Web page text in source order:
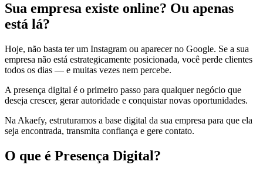
Sua empresa existe online? Ou apenas
está lá?
Hoje, não basta ter um Instagram ou aparecer no Google. Se a sua
empresa não está estrategicamente posicionada, você perde clientes
todos os dias — e muitas vezes nem percebe.
A presença digital é o primeiro passo para qualquer negócio que
deseja crescer, gerar autoridade e conquistar novas oportunidades.
Na Akaefy, estruturamos a base digital da sua empresa para que ela
seja encontrada, transmita confiança e gere contato.
O que é Presença Digital?